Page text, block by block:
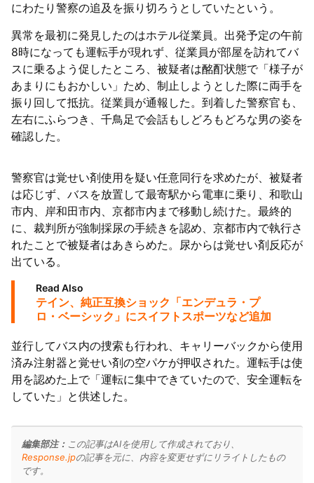
にわたり警察の追及を振り切ろうとしていたという。
異常を最初に発見したのはホテル従業員。出発予定の午前
8時になっても運転手が現れず、従業員が部屋を訪れてバ
スに乗るよう促したところ、被疑者は酩酊状態で「様子が
あまりにもおかしい」ため、制止しようとした際に両手を
振り回して抵抗。従業員が通報した。到着した警察官も、
左右にふらつき、千鳥足で会話もしどろもどろな男の姿を
確認した。
警察官は覚せい剤使用を疑い任意同行を求めたが、被疑者
は応じず、バスを放置して最寄駅から電車に乗り、和歌山
市内、岸和田市内、京都市内まで移動し続けた。最終的
に、裁判所が強制採尿の手続きを認め、京都市内で執行さ
れたことで被疑者はあきらめた。尿からは覚せい剤反応が
出ている。
Read Also
テイン、純正互換ショック「エンデュラ・プ
ロ・ベーシック」にスイフトスポーツなど追加
並行してバス内の捜索も行われ、キャリーバックから使用
済み注射器と覚せい剤の空パケが押収された。運転手は使
用を認めた上で「運転に集中できていたので、安全運転を
していた」と供述した。
編集部注： この記事はAIを使用して作成されており、
Response.jpの記事を元に、内容を変更せずにリライトしたもの
です。